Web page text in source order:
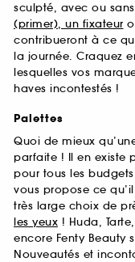
sculpté, avec ou
(primer), un fixateur
contribueront à ce
la journée. Craquez
lesquelles vos
haves incontestés !
Palettes
Quoi de mieux
parfaite ! Il en existe
pour tous les
vous propose ce
très large choix de
les yeux ! Huda,
encore Fenty Beauty
Nouveautés et